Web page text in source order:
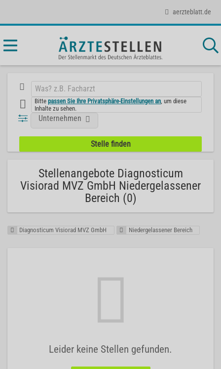
aerzteblatt.de
Bittepassen Sie Ihre Privatsphäre-Einstellungen an , um diese
Inhalte zu sehen.
Unternehmen
Stellenangebote Diagnosticum
Visiorad MVZ GmbH Niedergelassener
Bereich (0)
Diagnosticum Visiorad MVZ GmbH Niedergelassener Bereich
Leider keine Stellen gefunden.